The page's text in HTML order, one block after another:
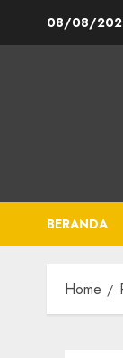
08/08/
BERANDA
Home